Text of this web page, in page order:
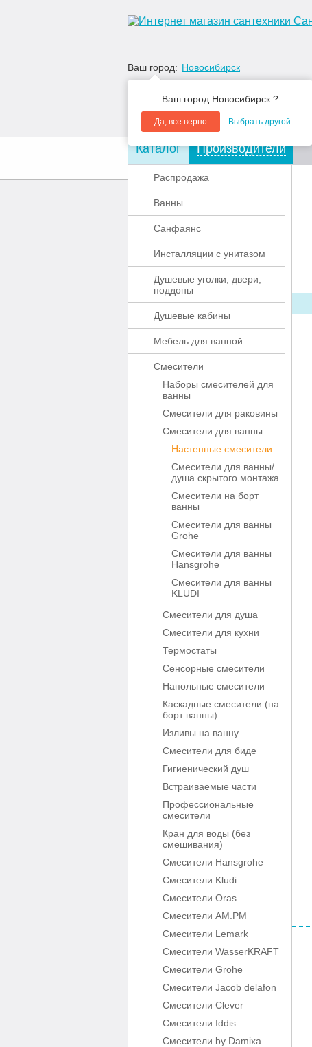
Ваш город: Новосибирск
Ваш город Новосибирск ?
Да, все верно Выбрать другой
О компании Акции
Каталог Производители
Распродажа
Ванны
Санфаянс
Инсталляции с унитазом
Душевые уголки, двери,
поддоны
Душевые кабины
Мебель для ванной
Смесители
Наборы смесителей для
ванны
Смесители для раковины
Смесители для ванны
Настенные смесители
Смесители для ванны/
душа скрытого монтажа
Смесители на борт
ванны
Смесители для ванны
Grohe
Смесители для ванны
Hansgrohe
Смесители для ванны
KLUDI
Смесители для душа
Смесители для кухни
Термостаты
Сенсорные смесители
Напольные смесители
Каскадные смесители (на
борт ванны)
Изливы на ванну
Смесители для биде
Гигиенический душ
Встраиваемые части
Профессиональные
смесители
Кран для воды (без
смешивания)
Смесители Hansgrohe
Смесители Kludi
Смесители Oras
Смесители AM.PM
Смесители Lemark
Смесители WasserKRAFT
Смесители Grohe
Смесители Jacob delafon
Смесители Clever
Смесители Iddis
Смесители by Damixa